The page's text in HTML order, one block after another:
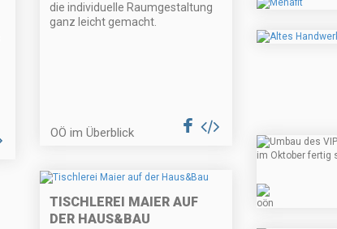
die individuelle Raumgestaltung
ganz leicht gemacht.
OÖ im Überblick
TISCHLEREI MAIER AUF
DER HAUS&BAU